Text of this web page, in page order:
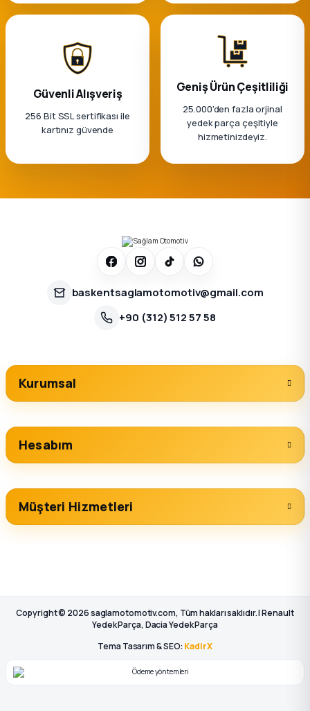
Güvenli Alışveriş
256 Bit SSL sertifikası ile
kartınız güvende
Geniş Ürün Çeşitliliği
25.000'den fazla orjinal
yedek parça çeşitiyle
hizmetinizdeyiz.
baskentsaglamotomotiv@gmail.com
+90 (312) 512 57 58
Kurumsal
Hesabım
Müşteri Hizmetleri
Copyright © 2026 saglamotomotiv.com, Tüm hakları saklıdır. | Renault
Yedek Parça, Dacia Yedek Parça
Tema Tasarım & SEO: KadirX